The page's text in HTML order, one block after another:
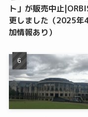
ト」が販売中止
更しました（2025年
加情報あり）